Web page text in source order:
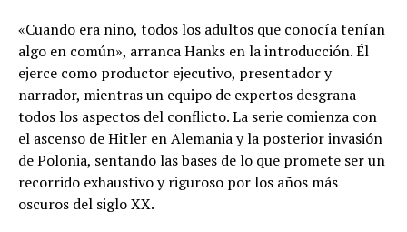
«Cuando era niño, todos los adultos que conocía tenían
algo en común», arranca Hanks en la introducción. Él
ejerce como productor ejecutivo, presentador y
narrador, mientras un equipo de expertos desgrana
todos los aspectos del conflicto. La serie comienza con
el ascenso de Hitler en Alemania y la posterior invasión
de Polonia, sentando las bases de lo que promete ser un
recorrido exhaustivo y riguroso por los años más
oscuros del siglo XX.